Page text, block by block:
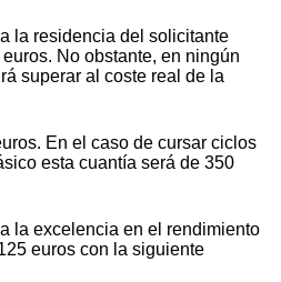
la residencia del solicitante
No obstante, en ningún
superar al coste real de la
En el caso de cursar ciclos
esta cuantía será de 350
excelencia en el rendimiento
euros con la siguiente